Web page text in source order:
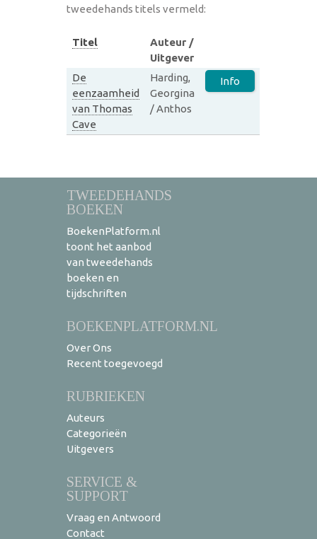
tweedehands titels vermeld:
Titel
Auteur /
Uitgever
De
eenzaamheid
van Thomas
Cave
Harding,
Georgina
/ Anthos
Info
TWEEDEHANDS
BOEKEN
BoekenPlatform.nl
toont het aanbod
van tweedehands
boeken en
tijdschriften
BOEKENPLATFORM.NL
Over Ons
Recent toegevoegd
RUBRIEKEN
Auteurs
Categorieën
Uitgevers
SERVICE &
SUPPORT
Vraag en Antwoord
Contact